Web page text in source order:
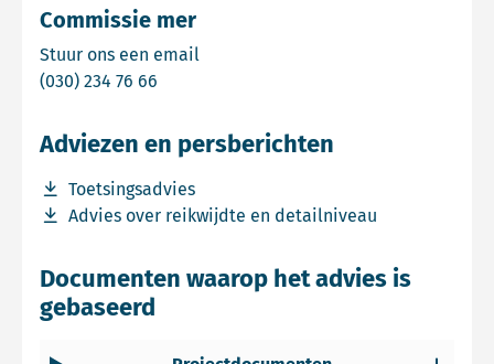
Commissie mer
Stuur ons een email
(030) 234 76 66
Adviezen en persberichten
Toetsingsadvies
Download bestand Toetsingsadvies
Advies over reikwijdte en detailniveau
Download bestand Advies over reikwijdte en
Documenten waarop het advies is
gebaseerd